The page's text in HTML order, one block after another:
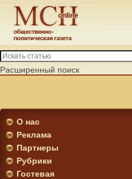
Расширенный поиск
О нас
Реклама
Партнеры
Рубрики
Гостевая